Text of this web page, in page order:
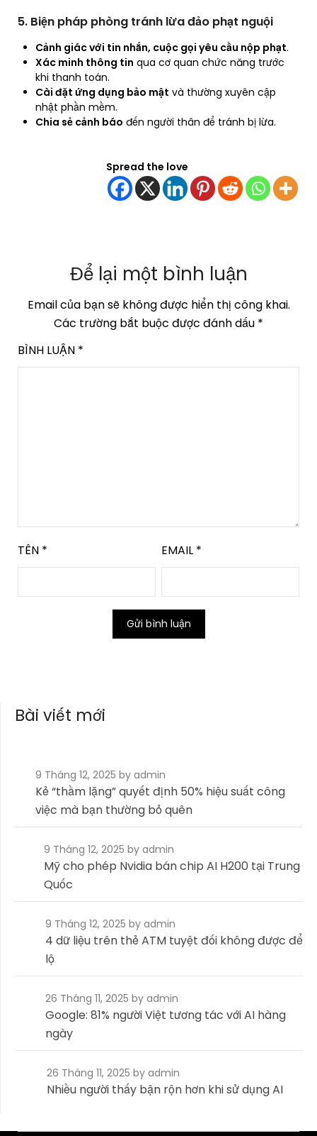
5. Biện pháp phòng tránh lừa đảo phạt nguội
Cảnh giác với tin nhắn, cuộc gọi yêu cầu nộp phạt.
Xác minh thông tin qua cơ quan chức năng trước
khi thanh toán.
Cài đặt ứng dụng bảo mật và thường xuyên cập
nhật phần mềm.
Chia sẻ cảnh báo đến người thân để tránh bị lừa.
Spread the love
Để lại một bình luận
Email của bạn sẽ không được hiển thị công khai.
Các trường bắt buộc được đánh dấu *
BÌNH LUẬN *
TÊN * EMAIL *
Bài viết mới
9 Tháng 12, 2025by admin
Kẻ “thầm lặng” quyết định 50% hiệu suất công
việc mà bạn thường bỏ quên
9 Tháng 12, 2025 by admin
Mỹ cho phép Nvidia bán chip AI H200 tại Trung
Quốc
9 Tháng 12, 2025 by admin
4 dữ liệu trên thẻ ATM tuyệt đối không được để
lộ
26 Tháng 11, 2025 by admin
Google: 81% người Việt tương tác với AI hàng
ngày
26 Tháng 11, 2025 by admin
Nhiều người thấy bận rộn hơn khi sử dụng AI